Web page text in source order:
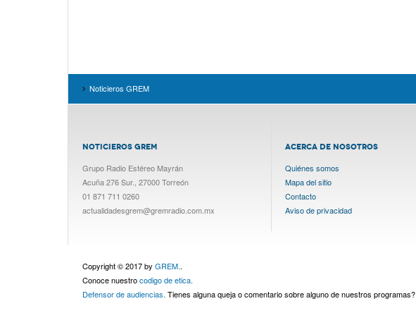
Noticieros GREM
NOTICIEROS GREM
Grupo Radio Estéreo Mayrán
Acuña 276 Sur., 27000 Torreón
01 871 711 0260
actualidadesgrem@gremradio.com.mx
ACERCA DE NOSOTROS
Quiénes somos
Mapa del sitio
Contacto
Aviso de privacidad
Copyright © 2017 by GREM..
Conoce nuestrocodigo de etica.
Defensor de audiencias. Tienes alguna queja o comentario sobre alguno de nuestros programas?